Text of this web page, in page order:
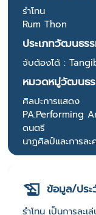
รำโทน
Rum Thon
ประเภทวัฒนธร
จับต้องได้ :
หมวดหมู่วัฒนธ
ศิลปะการแสดง
PA:Performing
ดนตรี
นาฏศิลป์และการละ
ข้อมูล/ประ
รำโทน เป็นการละ